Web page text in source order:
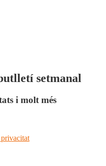
setmanal
i molt més